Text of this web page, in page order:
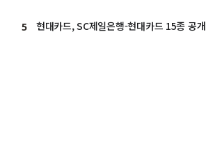
5 현대카드, SC제일은행-현대카드 15종 공개